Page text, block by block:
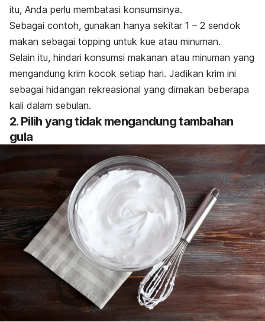
itu, Anda perlu membatasi konsumsinya.
Sebagai contoh, gunakan hanya sekitar 1 – 2 sendok
makan sebagai topping untuk kue atau minuman.
Selain itu, hindari konsumsi makanan atau minuman yang
mengandung krim kocok setiap hari. Jadikan krim ini
sebagai hidangan rekreasional yang dimakan beberapa
kali dalam sebulan.
2. Pilih yang tidak mengandung tambahan
gula